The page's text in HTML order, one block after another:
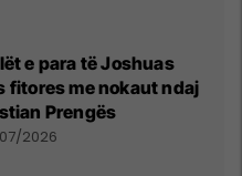
e para të Joshuas
fitores me nokaut ndaj
Prengës
2026